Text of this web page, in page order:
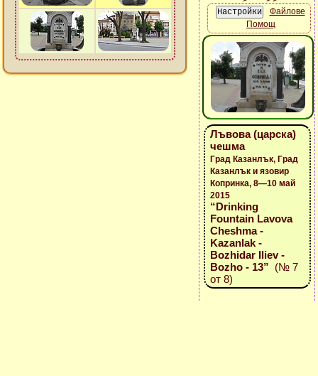
Файлове
Помощ
Лъвова (царска)
чешма
Град Казанлък, Град
Казанлък и язовир
Копринка, 8—10 май
2015
“Drinking
Fountain Lavova
Cheshma -
Kazanlak -
Bozhidar Iliev -
Bozho - 13” (№ 7
от 8)